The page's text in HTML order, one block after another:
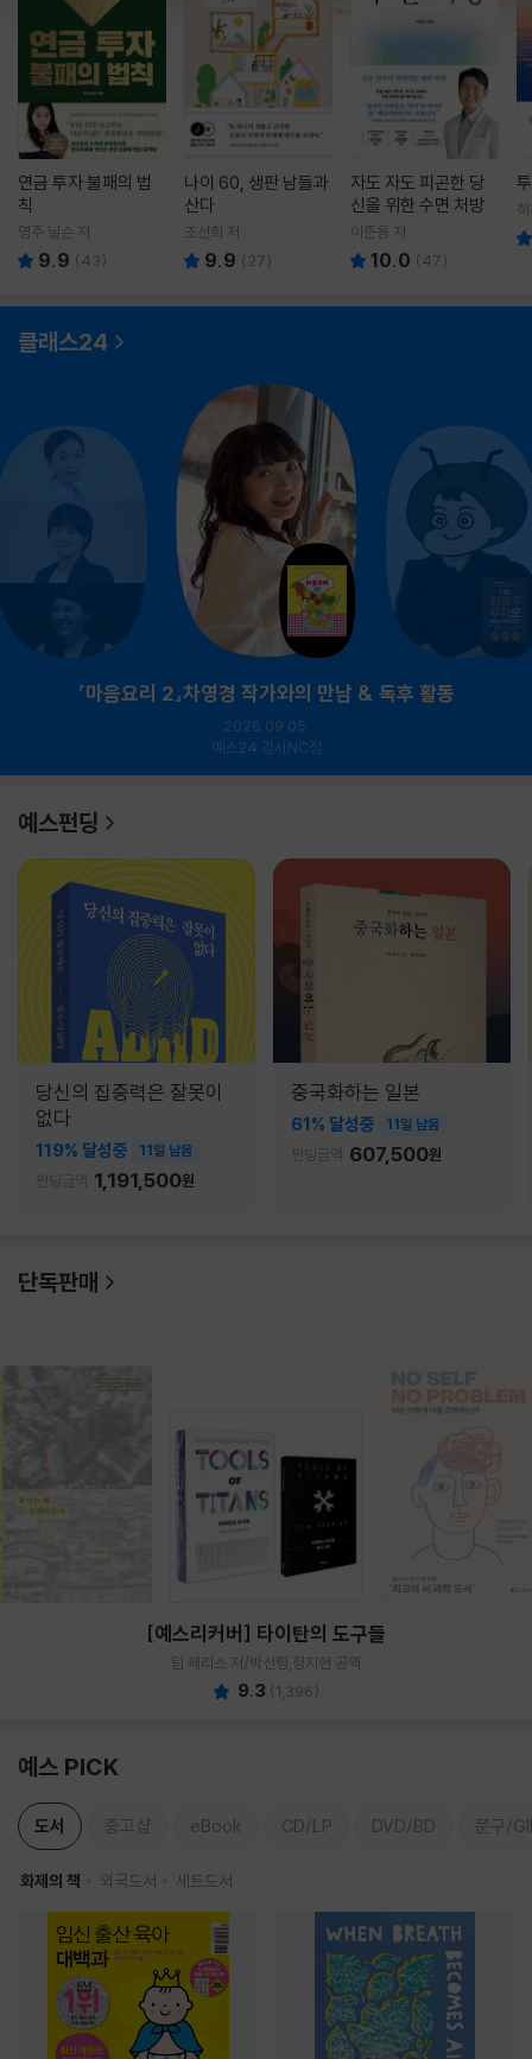
연금 투자 불패의 법
칙
영주 닐슨 저
9.9 (43)
나이 60, 생판 남들과
산다
조선희 저
9.9 ( 27)
자도 자도 피곤한 당
신을 위한 수면 처방
이준용 저
10.0 (47)
클래스24
『마음요리 2』차영경 작가와의 만남 & 독후 활동
2026.09.05.
예스24 강서NC점
예스펀딩
당신의 집중력은 잘못이
없다
119% 달성중 11일 남음
펀딩금액 1,191,500원
중국화하는 일본
61% 달성중 11일 남음
펀딩금액 607,500원
단독판매
[예스리커버] 타이탄의 도구들
팀 페리스 저/박선령,정지현 공역
9.3 (1,396)
예스 PICK
도서 중고샵 eBook CD/LP DVD/BD 문구/
화제의 책 외국도서 세트도서